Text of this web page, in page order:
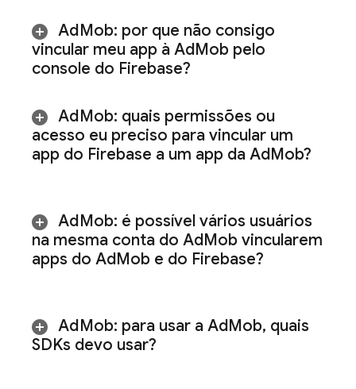
AdMob: por que não consigo
vincular meu app à AdMob pelo
console do Firebase?
AdMob: quais permissões ou
acesso eu preciso para vincular um
app do Firebase a um app da AdMob?
AdMob: é possível vários usuários
na mesma conta do AdMob vincularem
apps do AdMob e do Firebase?
AdMob: para usar aAdMob, quais
SDKs devo usar?